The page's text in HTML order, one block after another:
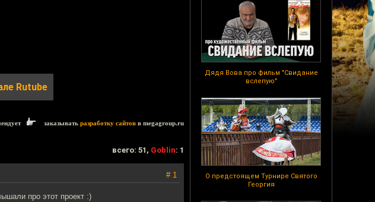
Дядя Вова про фильм "Свидание
вслепую"
О предстоящем Турнире Святого
Георгия
Rutube
заказывать разработку сайтов в megagroup.ru
всего: 51, Goblin: 1
# 1
про этот проект :)